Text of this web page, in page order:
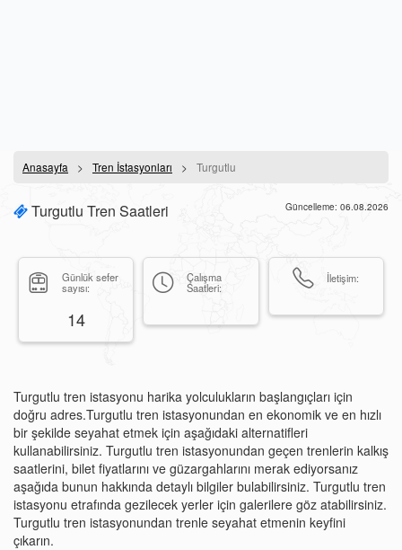
Anasayfa Tren İstasyonları Turgutlu
Turgutlu Tren Saatleri Güncelleme: 06.08.2026
Günlük sefer
sayısı:
14
Çalışma
Saatleri:
İletişim:
Turgutlu tren istasyonu harika yolculukların başlangıçları için
doğru adres.Turgutlu tren istasyonundan en ekonomik ve en hızlı
bir şekilde seyahat etmek için aşağıdaki alternatifleri
kullanabilirsiniz. Turgutlu tren istasyonundan geçen trenlerin kalkış
saatlerini, bilet fiyatlarını ve güzargahlarını merak ediyorsanız
aşağıda bunun hakkında detaylı bilgiler bulabilirsiniz. Turgutlu tren
istasyonu etrafında gezilecek yerler için galerilere göz atabilirsiniz.
Turgutlu tren istasyonundan trenle seyahat etmenin keyfini
çıkarın.